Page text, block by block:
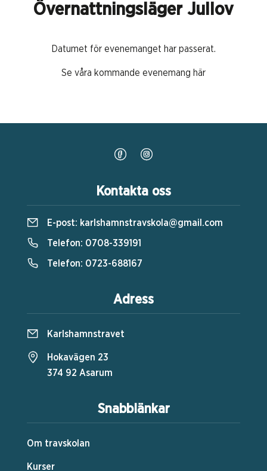
Övernattningsläger Jullov
Datumet för evenemanget har passerat.
Se våra kommande evenemang här
Snabblänkar
Om travskolan
Kurser
Kontakta oss
E-post: karlshamnstravskola@gmail.com
Telefon: 0708-339191
Telefon: 0723-688167
Adress
Karlshamnstravet
Hokavägen 23
374 92 Asarum